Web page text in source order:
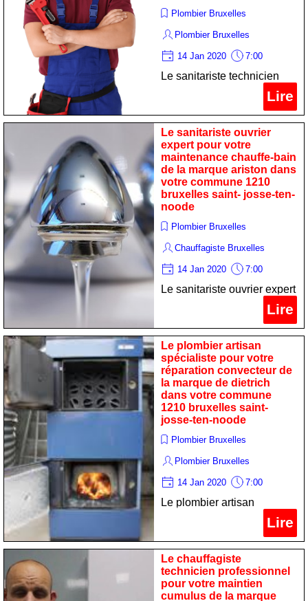
Plombier Bruxelles
Plombier Bruxelles
14 Jan 2020 7:00
Le sanitariste technicien
professionnel pour votre
nettoyage calorifère de la
marque viessmann dans
votre commune 1210
bruxelles saint- josse-ten-
noode
Lire
Le sanitariste ouvrier
expert pour votre
maintenance chauffe-bain
de la marque ariston dans
votre commune 1210
bruxelles saint- josse-ten-
noode
Plombier Bruxelles
Chauffagiste Bruxelles
14 Jan 2020 7:00
Le sanitariste ouvrier expert
pour votre maintenance
chauffe-bain de la marque
ariston dans votre
commune 1210 bruxelles
saint- josse-ten-noode
Lire
Le plombier artisan
spécialiste pour votre
réparation convecteur de
la marque de dietrich
dans votre commune
1210 bruxelles saint-
josse-ten-noode
Plombier Bruxelles
Plombier Bruxelles
14 Jan 2020 7:00
Le plombier artisan
réparation convecteur de la
marque de dietrich dans
votre commune 1210
bruxelles saint- josse-ten-
Lire
Le chauffagiste
technicien professionnel
pour votre maintien
cumulus de la marque